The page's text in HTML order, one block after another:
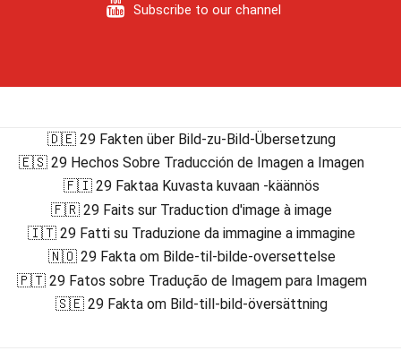
Subscribe to our channel
🇩🇪 29 Fakten über Bild-zu-Bild-Übersetzung
🇪🇸 29 Hechos Sobre Traducción de Imagen a Imagen
🇫🇮 29 Faktaa Kuvasta kuvaan -käännös
🇫🇷 29 Faits sur Traduction d'image à image
🇮🇹 29 Fatti su Traduzione da immagine a immagine
🇳🇴 29 Fakta om Bilde-til-bilde-oversettelse
🇵🇹 29 Fatos sobre Tradução de Imagem para Imagem
🇸🇪 29 Fakta om Bild-till-bild-översättning